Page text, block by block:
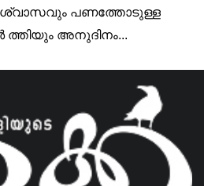
പണത്തോടുള്ള
അനുദിനം...